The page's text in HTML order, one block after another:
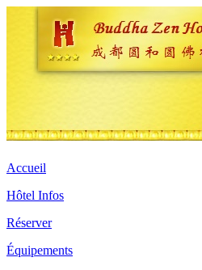
Accueil
Hôtel Infos
Réserver
Équipements